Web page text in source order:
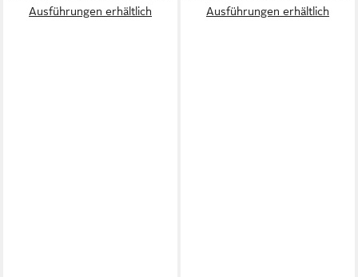
Ausführungen erhältlich
Ausführungen erhältlich